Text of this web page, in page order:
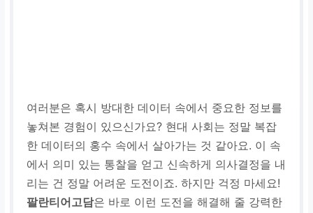
여러분은 혹시 방대한 데이터 속에서 중요한 정보를
놓쳐본 경험이 있으신가요? 현대 사회는 정말 복잡
한 데이터의 홍수 속에서 살아가는 것 같아요. 이 속
에서 의미 있는 통찰을 얻고 신속하게 의사결정을 내
리는 건 정말 어려운 도전이죠. 하지만 걱정 마세요!
팔란티어고담은 바로 이런 도전을 해결해 줄 강력한